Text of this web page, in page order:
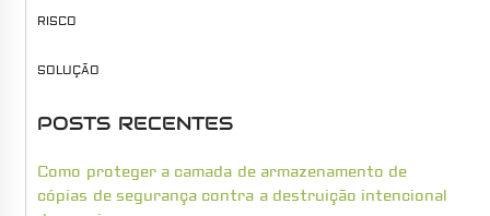
RISCO
SOLUÇÃO
POSTS RECENTES
Como proteger a camada de armazenamento de
cópias de segurança contra a destruição intencional